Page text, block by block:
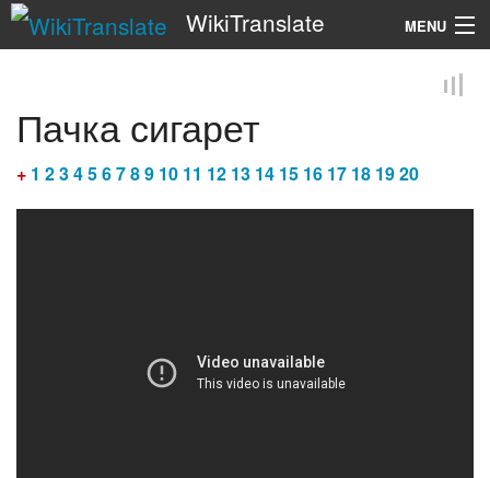
WikiTranslate MENU
Пачка сигарет
+ 1 23456789 10 11 12 13 14 15 16 17 18 1920